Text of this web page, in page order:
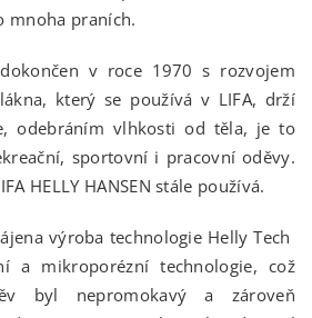
mnoha praních.
v roce 1970 s rozvojem
který se používá v LIFA, drží
odebráním vlhkosti od těla, je to
sportovní i pracovní oděvy.
HELLY HANSEN stále používá.
výroba technologie Helly Tech
a mikroporézní technologie, což
byl nepromokavý a zároveň